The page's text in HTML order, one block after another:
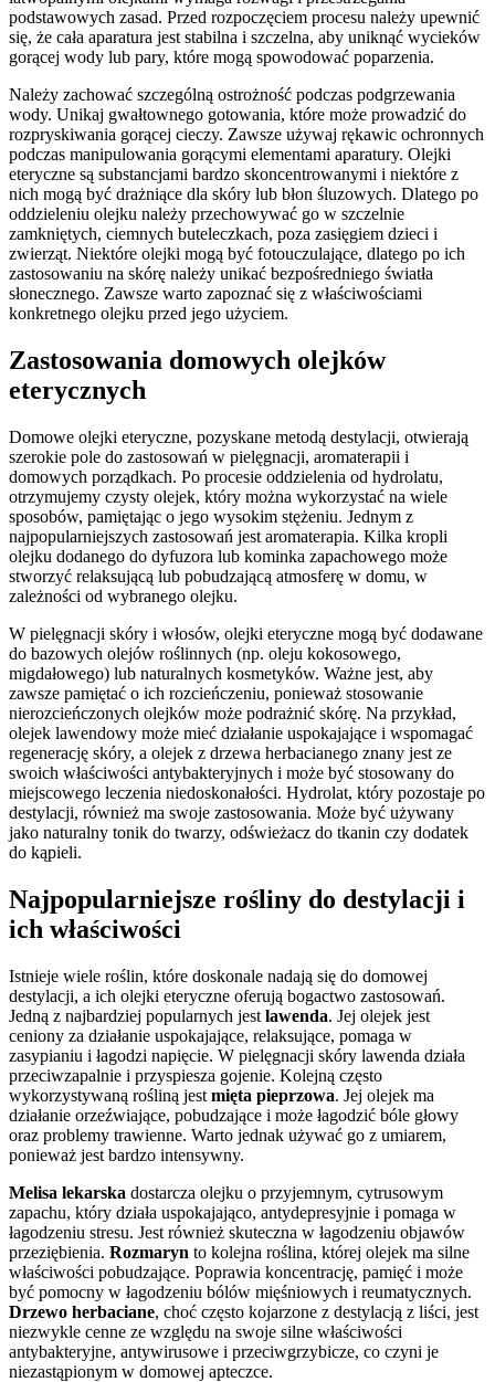
podstawowych zasad. Przed rozpoczęciem procesu należy upewnić
się, że cała aparatura jest stabilna i szczelna, aby uniknąć wycieków
gorącej wody lub pary, które mogą spowodować poparzenia.
Należy zachować szczególną ostrożność podczas podgrzewania
wody. Unikaj gwałtownego gotowania, które może prowadzić do
rozpryskiwania gorącej cieczy. Zawsze używaj rękawic ochronnych
podczas manipulowania gorącymi elementami aparatury. Olejki
eteryczne są substancjami bardzo skoncentrowanymi i niektóre z
nich mogą być drażniące dla skóry lub błon śluzowych. Dlatego po
oddzieleniu olejku należy przechowywać go w szczelnie
zamkniętych, ciemnych buteleczkach, poza zasięgiem dzieci i
zwierząt. Niektóre olejki mogą być fotouczulające, dlatego po ich
zastosowaniu na skórę należy unikać bezpośredniego światła
słonecznego. Zawsze warto zapoznać się z właściwościami
konkretnego olejku przed jego użyciem.
Zastosowania domowych olejków
eterycznych
Domowe olejki eteryczne, pozyskane metodą destylacji, otwierają
szerokie pole do zastosowań w pielęgnacji, aromaterapii i
domowych porządkach. Po procesie oddzielenia od hydrolatu,
otrzymujemy czysty olejek, który można wykorzystać na wiele
sposobów, pamiętając o jego wysokim stężeniu. Jednym z
najpopularniejszych zastosowań jest aromaterapia. Kilka kropli
olejku dodanego do dyfuzora lub kominka zapachowego może
stworzyć relaksującą lub pobudzającą atmosferę w domu, w
zależności od wybranego olejku.
W pielęgnacji skóry i włosów, olejki eteryczne mogą być dodawane
do bazowych olejów roślinnych (np. oleju kokosowego,
migdałowego) lub naturalnych kosmetyków. Ważne jest, aby
zawsze pamiętać o ich rozcieńczeniu, ponieważ stosowanie
nierozcieńczonych olejków może podrażnić skórę. Na przykład,
olejek lawendowy może mieć działanie uspokajające i wspomagać
regenerację skóry, a olejek z drzewa herbacianego znany jest ze
swoich właściwości antybakteryjnych i może być stosowany do
miejscowego leczenia niedoskonałości. Hydrolat, który pozostaje po
destylacji, również ma swoje zastosowania. Może być używany
jako naturalny tonik do twarzy, odświeżacz do tkanin czy dodatek
do kąpieli.
Najpopularniejsze rośliny do destylacji i
ich właściwości
Istnieje wiele roślin, które doskonale nadają się do domowej
destylacji, a ich olejki eteryczne oferują bogactwo zastosowań.
Jedną z najbardziej popularnych jest lawenda. Jej olejek jest
ceniony za działanie uspokajające, relaksujące, pomaga w
zasypianiu i łagodzi napięcie. W pielęgnacji skóry lawenda działa
przeciwzapalnie i przyspiesza gojenie. Kolejną często
wykorzystywaną rośliną jest mięta pieprzowa. Jej olejek ma
działanie orzeźwiające, pobudzające i może łagodzić bóle głowy
oraz problemy trawienne. Warto jednak używać go z umiarem,
ponieważ jest bardzo intensywny.
Melisa lekarska dostarcza olejku o przyjemnym, cytrusowym
zapachu, który działa uspokajająco, antydepresyjnie i pomaga w
łagodzeniu stresu. Jest również skuteczna w łagodzeniu objawów
przeziębienia. Rozmaryn to kolejna roślina, której olejek ma silne
właściwości pobudzające. Poprawia koncentrację, pamięć i może
być pomocny w łagodzeniu bólów mięśniowych i reumatycznych.
Drzewo herbaciane, choć często kojarzone z destylacją z liści, jest
niezwykle cenne ze względu na swoje silne właściwości
antybakteryjne, antywirusowe i przeciwgrzybicze, co czyni je
niezastąpionym w domowej apteczce.